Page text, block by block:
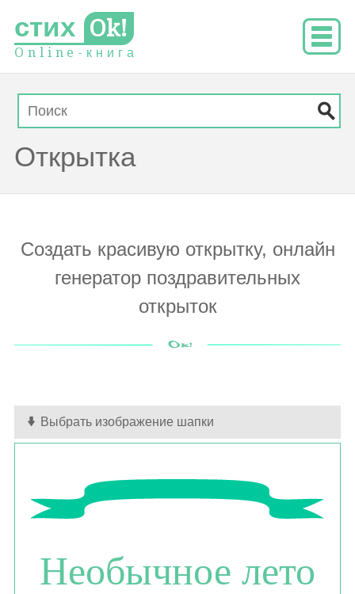
стих Ok!
O n l i n e - к н и г а
Открытка
Создать красивую открытку, онлайн
генератор поздравительных
открыток
Выбрать изображение шапки
Необычное лето